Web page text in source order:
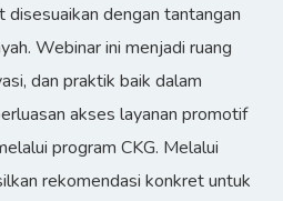
dengan tantangan
Webinar ini menjadi ruang
dan praktik baik dalam
akses layanan promotif
program CKG. Melalui
rekomendasi konkret untuk